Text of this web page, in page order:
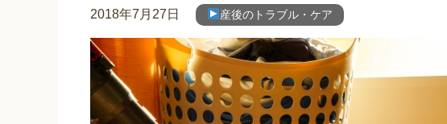
2018年7月27日 産後のトラブル・ケア